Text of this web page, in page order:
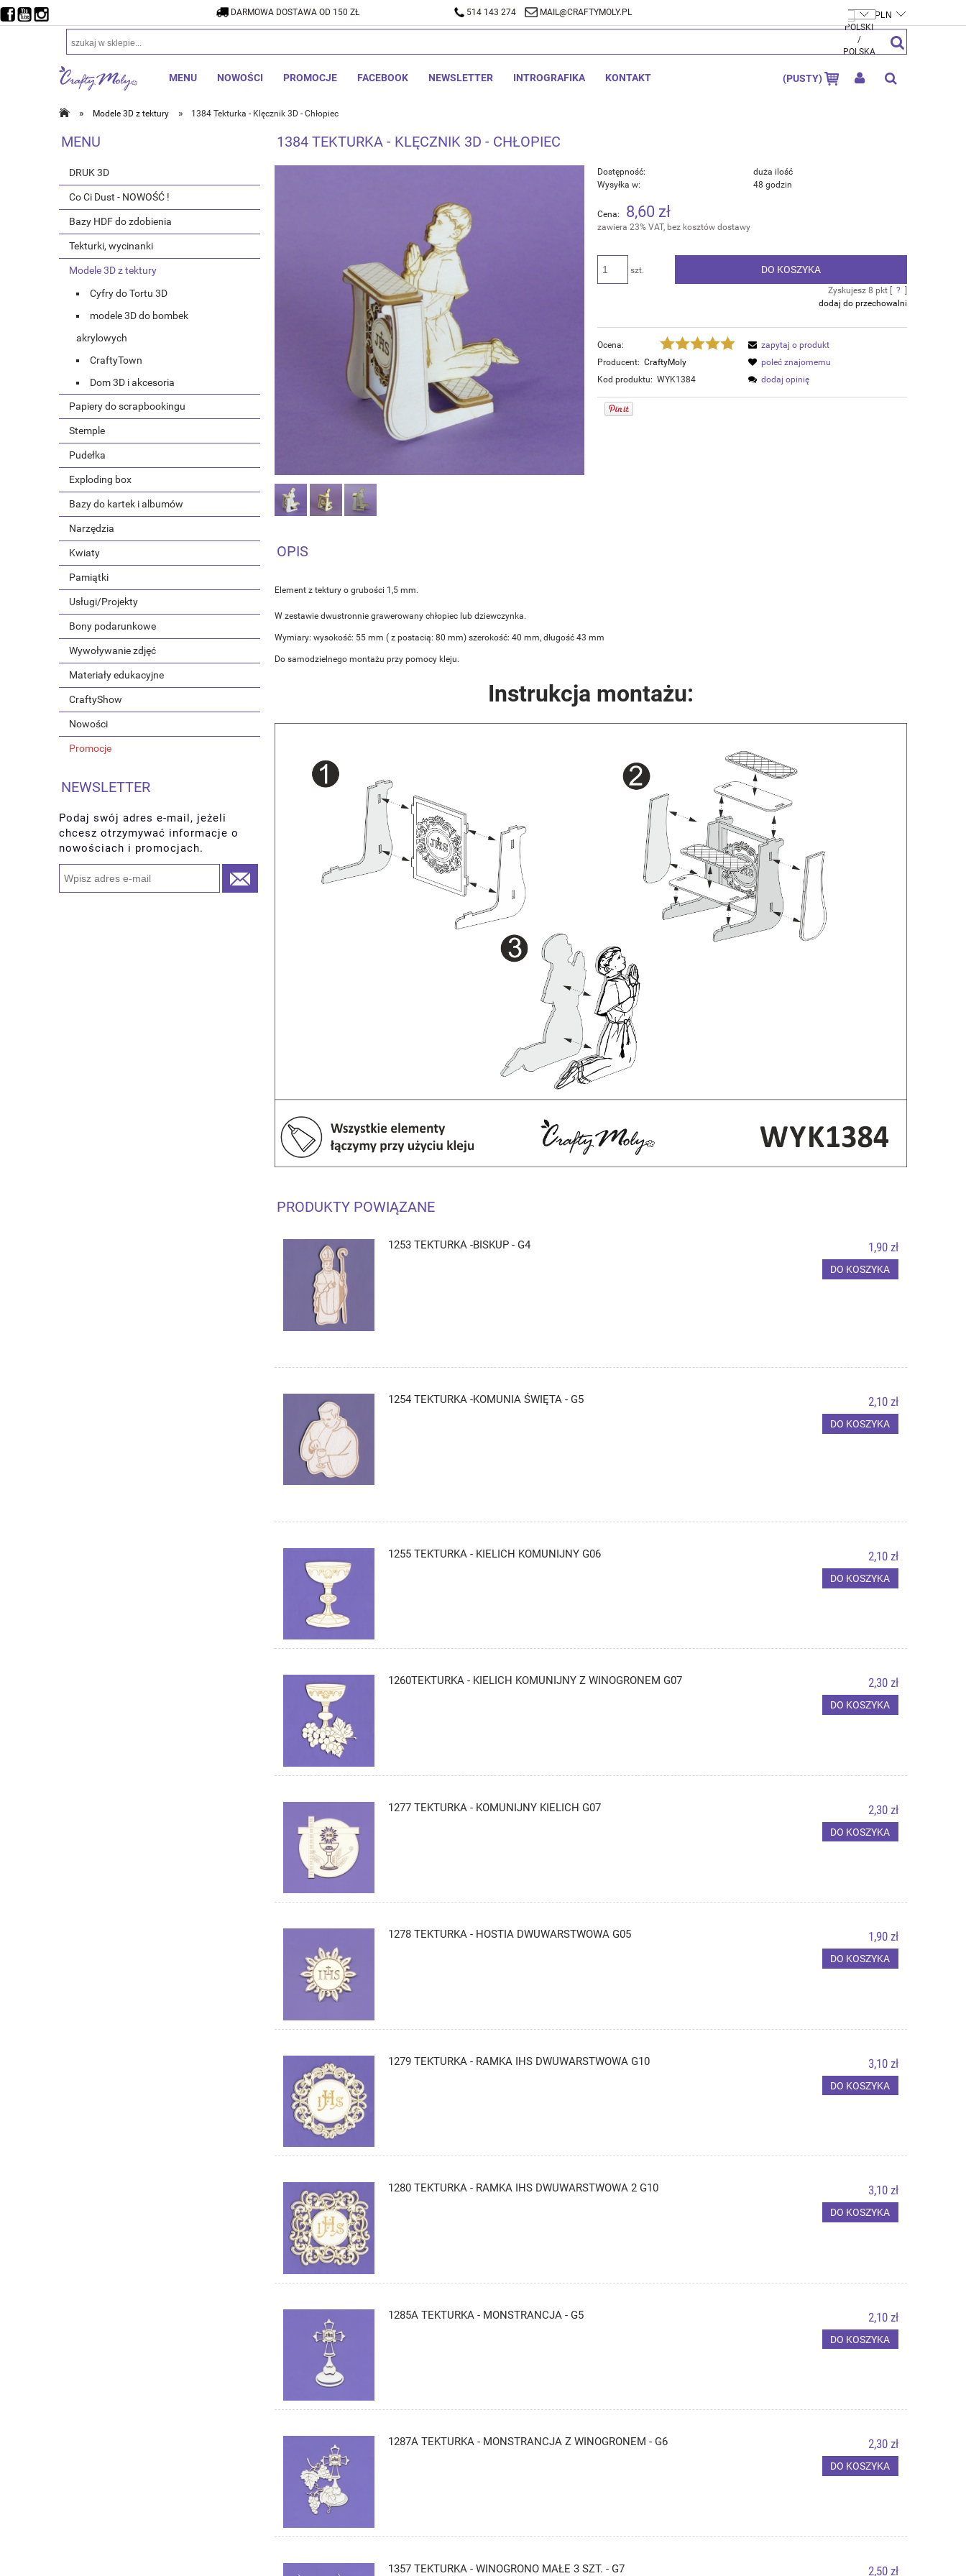
DARMOWA DOSTAWA OD 150 ZŁ 514 143 274 MAIL@CRAFTYMOLY.PL ZALOGUJ SIĘ
(PUSTY)
MENU NOWOŚCI PROMOCJE FACEBOOK NEWSLETTER INTROGRAFIKA KONTAKT
» Modele 3D z tektury » 1384 Tekturka - Klęcznik 3D - Chłopiec
DARMOWA DOSTAWA OD 150 ZŁ 514 143 274 MAIL@CRAFTYMOLY.PL
MENU
DRUK 3D
Co Ci Dust - NOWOŚĆ !
Bazy HDF do zdobienia
Tekturki, wycinanki
Modele 3D z tektury
Cyfry do Tortu 3D
modele 3D do bombek
akrylowych
CraftyTown
Dom 3D i akcesoria
Papiery do scrapbookingu
Stemple
Pudełka
Exploding box
Bazy do kartek i albumów
Narzędzia
Kwiaty
Pamiątki
Usługi/Projekty
Bony podarunkowe
Wywoływanie zdjęć
Materiały edukacyjne
CraftyShow
Nowości
Promocje
NEWSLETTER
Podaj swój adres e-mail, jeżeli
chcesz otrzymywać informacje o
nowościach i promocjach.
1384 TEKTURKA - KLĘCZNIK 3D - CHŁOPIEC
Dostępność:
duża ilość
Wysyłka w:
48 godzin
Cena: 8,60 zł
zawiera 23% VAT, bez kosztów dostawy
szt. DO KOSZYKA
Zyskujesz 8 pkt [ ?
dodaj do przechowalni
Ocena:
Producent: CraftyMoly
Kod produktu: WYK1384
zapytaj o produkt
poleć znajomemu
dodaj opinię
OPIS
Element z tektury o grubości 1,5 mm.
W zestawie dwustronnie grawerowany chłopiec lub dziewczynka.
Wymiary: wysokość: 55 mm ( z postacią: 80 mm) szerokość: 40 mm, długość 43 mm
Do samodzielnego montażu przy pomocy kleju.
Instrukcja montażu:
PRODUKTY POWIĄZANE
1253 TEKTURKA -BISKUP - G4 1,90 zł
DO KOSZYKA
1254 TEKTURKA -KOMUNIA ŚWIĘTA - G5 2,10 zł
DO KOSZYKA
1255 TEKTURKA - KIELICH KOMUNIJNY G06 2,10 zł
DO KOSZYKA
1260TEKTURKA - KIELICH KOMUNIJNY Z WINOGRONEM G07 2,30 zł
DO KOSZYKA
1277 TEKTURKA - KOMUNIJNY KIELICH G07 2,30 zł
DO KOSZYKA
1278 TEKTURKA - HOSTIA DWUWARSTWOWA G05 1,90 zł
DO KOSZYKA
1279 TEKTURKA - RAMKA IHS DWUWARSTWOWA G10 3,10 zł
DO KOSZYKA
1280 TEKTURKA - RAMKA IHS DWUWARSTWOWA 2 G10 3,10 zł
DO KOSZYKA
1285A TEKTURKA - MONSTRANCJA - G5 2,10 zł
DO KOSZYKA
1287A TEKTURKA - MONSTRANCJA Z WINOGRONEM - G6 2,30 zł
DO KOSZYKA
1357 TEKTURKA - WINOGRONO MAŁE 3 SZT. - G7 2,50 zł